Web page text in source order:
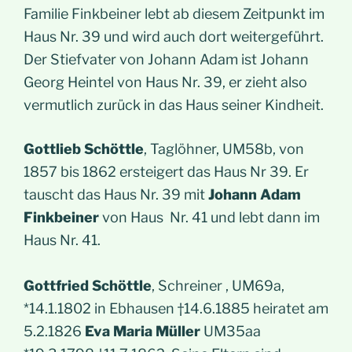
Familie Finkbeiner lebt ab diesem Zeitpunkt im
Haus Nr. 39 und wird auch dort weitergeführt.
Der Stiefvater von Johann Adam ist Johann
Georg Heintel von Haus Nr. 39, er zieht also
vermutlich zurück in das Haus seiner Kindheit.
Gottlieb Schöttle, Taglöhner, UM58b, von
1857 bis 1862 ersteigert das Haus Nr 39. Er
tauscht das Haus Nr. 39 mitJohann Adam
Finkbeinervon Haus Nr. 41 und lebt dann im
Haus Nr. 41.
Gottfried Schöttle, Schreiner , UM69a,
*14.1.1802 in Ebhausen †14.6.1885 heiratet am
5.2.1826 Eva Maria Müller UM35aa